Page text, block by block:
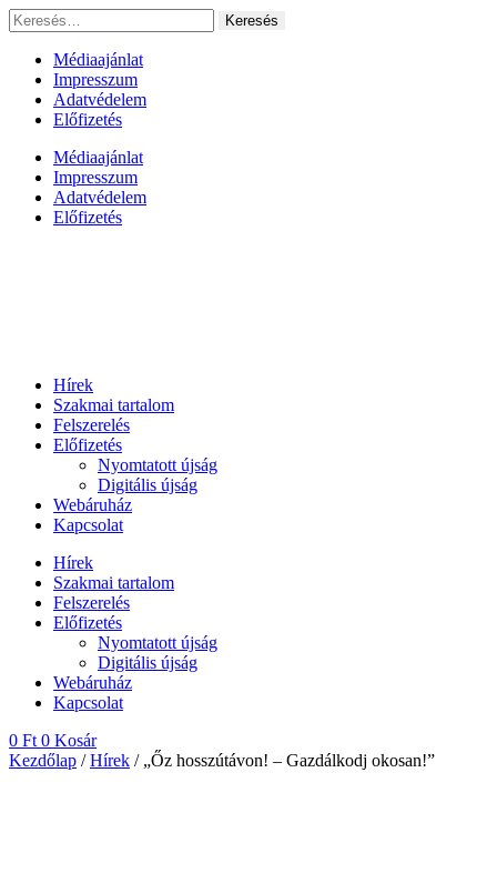
Ugrás
a
tartalomhoz
Keresés:
Médiaajánlat
Impresszum
Adatvédelem
Előfizetés
Médiaajánlat
Impresszum
Adatvédelem
Előfizetés
Hírek
Szakmai tartalom
Felszerelés
Előfizetés
Nyomtatott újság
Digitális újság
Webáruház
Kapcsolat
Hírek
Szakmai tartalom
Felszerelés
Előfizetés
Nyomtatott újság
Digitális újság
Webáruház
Kapcsolat
0 Ft 0 Kosár
Kezdőlap /Hírek / „Őz hosszútávon! – Gazdálkodj okosan!”